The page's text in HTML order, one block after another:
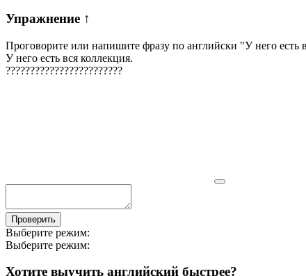
Упражнение ↑
Проговорите или напишите фразу по английски "У него есть
У него есть вся коллекция.
????????????????????????
Проверить
Выберите режим:
Выберите режим:
Хотите выучить английский быстрее?